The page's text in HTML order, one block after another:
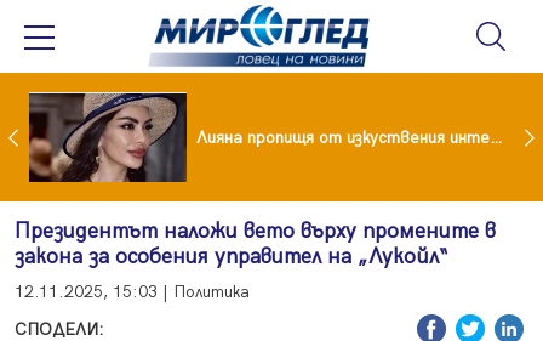
Популярен риалити герой заряза жена си заради друга Лияна пропищя от изкуствения интелект
Президентът наложи вето върху промените в
закона за особения управител на „Лукойл“
12.11.2025, 15:03 | Политика
СПОДЕЛИ: